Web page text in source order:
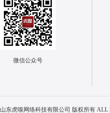
微信公众号
山东虎嗅网络科技有限公司 版权所有 ALL